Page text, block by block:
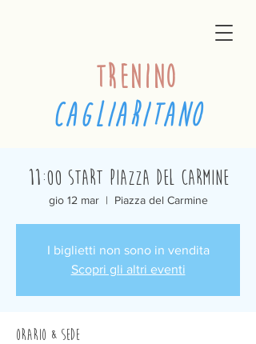
trenino
cagliaritano
11:00 Start Piazza del Carmine
gio 12 mar
  |
Piazza del Carmine
I biglietti non sono in vendita
Scopri gli altri eventi
Orario & Sede